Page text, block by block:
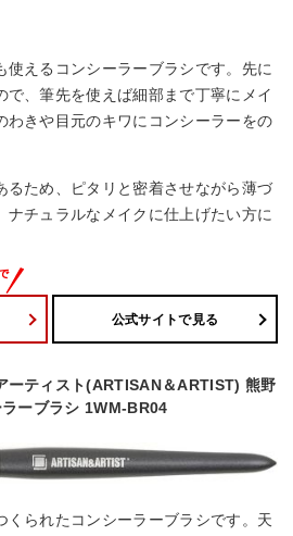
使えるコンシーラーブラシです。先に
で、筆先を使えば細部まで丁寧にメイ
わきや目元のキワにコンシーラーをの
るため、ピタリと密着させながら薄づ
ナチュラルなメイクに仕上げたい方に
公式サイトで見る
ーティスト(ARTISAN＆ARTIST) 熊野
ーブラシ 1WM-BR04
くられたコンシーラーブラシです。天